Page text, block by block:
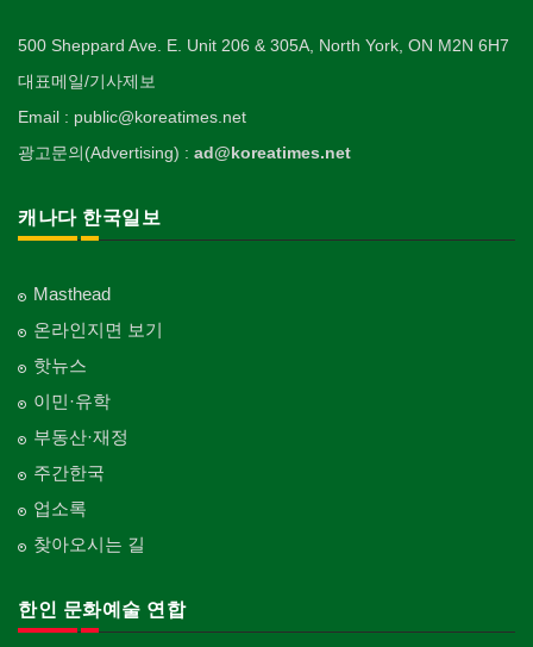
500 Sheppard Ave. E. Unit 206 & 305A, North York, ON M2N 6H7
대표메일/기사제보
Email : public@koreatimes.net
광고문의(Advertising) : ad@koreatimes.net
캐나다 한국일보
Masthead
온라인지면 보기
핫뉴스
이민·유학
부동산·재정
주간한국
업소록
찾아오시는 길
한인 문화예술 연합